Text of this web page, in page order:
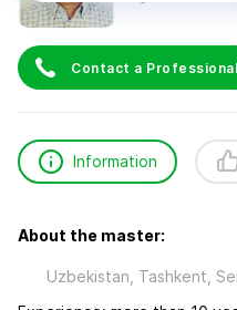
Contact a Professional
Information
About the master:
Uzbekistan, Tashkent,